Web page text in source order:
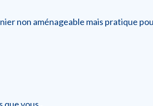
non aménageable mais pratique